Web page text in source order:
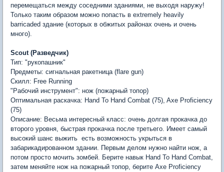
перемещаться между соседними зданиями, не выходя наружу!
Только таким образом можно попасть в extremely heavily
barricaded здание (которых в обжитых районах очень и очень
много).
Scout (Разведчик)
Тип: "рукопашник"
Предметы: сигнальная ракетница (flare gun)
Скилл: Free Running
"Рабочий инструмент": нож (пожарный топор)
Оптимальная раскачка: Hand To Hand Combat (75), Axe Proficiency
(75)
Описание: Весьма интересный класс: очень долгая прокачка до
второго уровня, быстрая прокачка после третьего. Имеет самый
высокий шанс выжить  есть возможность укрыться в
забарикадированном здании. Первым делом нужно найти нож, а
потом просто мочить зомбей. Берите навык Hand To Hand Combat,
затем меняйте нож на пожарный топор, берите Axe Proficiency 